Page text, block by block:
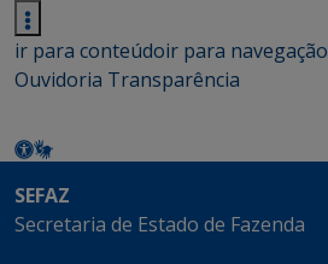
ir para conteúdoir para navegação
Ouvidoria Transparência
SEFAZ
Secretaria de Estado de Fazenda